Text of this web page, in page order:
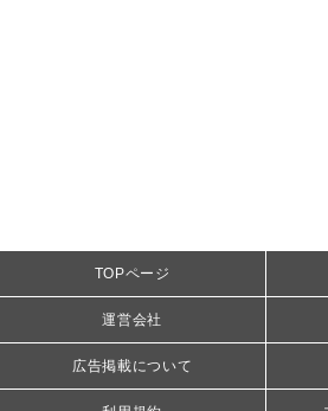
TOPページ
運営会社
広告掲載について